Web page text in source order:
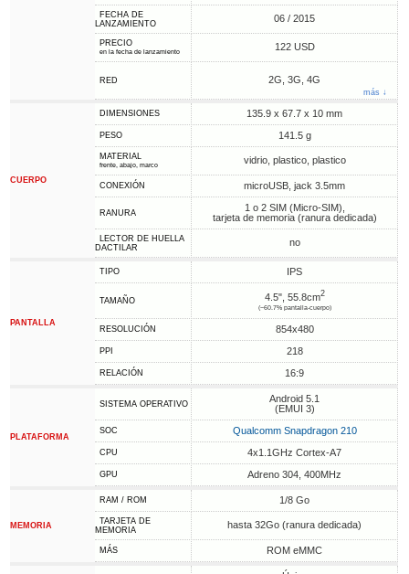
FECHA DE
LANZAMIENTO
06 / 2015
PRECIO
en la fecha de lanzamiento 122 USD
RED 2G, 3G, 4G
más ↓
CUERPO
DIMENSIONES 135.9 x 67.7 x 10 mm
PESO 141.5 g
MATERIAL
frente, abajo, marco vidrio, plastico, plastico
CONEXIÓN microUSB, jack 3.5mm
RANURA
1 o 2 SIM (Micro-SIM),
tarjeta de memoria (ranura dedicada)
LECTOR DE HUELLA
DACTILAR
no
PANTALLA
TIPO IPS
TAMAÑO 4.5", 55.8cm2
(~60.7% pantalla-cuerpo)
RESOLUCIÓN 854x480
PPI 218
RELACIÓN 16:9
PLATAFORMA
SISTEMA OPERATIVO
Android 5.1
(EMUI 3)
SOC Qualcomm Snapdragon 210
CPU 4x1.1GHz Cortex-A7
GPU Adreno 304, 400MHz
MEMORIA
RAM / ROM 1/8 Go
TARJETA DE
MEMORIA
hasta 32Go (ranura dedicada)
MÁS ROM eMMC